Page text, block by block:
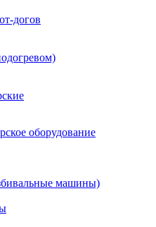
догов
оборудование
машины)